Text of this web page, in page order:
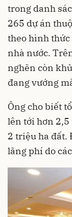
trong danh
265 dự án
theo hình thức
nhà nước.
nghẽn còn
đang vướng
Ông cho biết
lên tới hơn
2 triệu ha đất.
lãng phí do